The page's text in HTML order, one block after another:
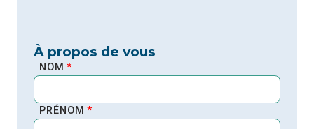
À propos de vous
NOM *
PRÉNOM *